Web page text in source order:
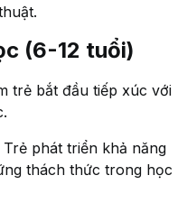
(6-12 tuổi)
trẻ bắt đầu tiếp xúc với
Trẻ phát triển khả năng
thách thức trong học